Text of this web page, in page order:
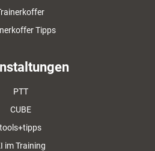
Tipps
PTT
CUBE
tools+tipps
im Training